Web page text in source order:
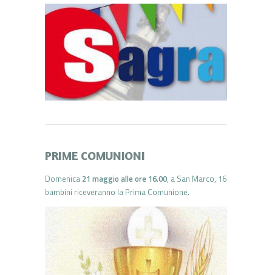
PRIME COMUNIONI
Domenica 21 maggio alle ore 16.00, a San Marco, 16
bambini riceveranno la Prima Comunione.